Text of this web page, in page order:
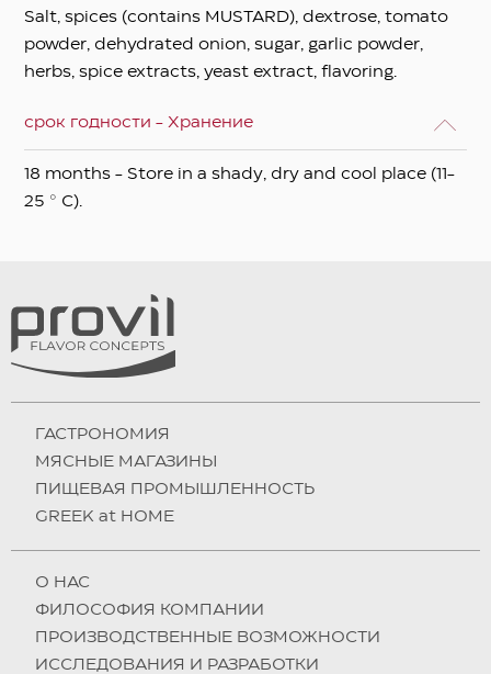
Salt, spices (contains MUSTARD), dextrose, tomato
powder, dehydrated onion, sugar, garlic powder,
herbs, spice extracts, yeast extract, flavoring.
срок годности - Хранение
18 months - Store in a shady, dry and cool place (11-
25 ° C).
ГАСТРОНОМИЯ
МЯСНЫЕ МАГАЗИНЫ
ПИЩЕВАЯ ПРОМЫШЛЕННОСТЬ
GREEK at HOME
О НAC
ФИЛОСОФИЯ КОМПАНИИ
ПРОИЗВОДСТВЕННЫЕ ВОЗМОЖНОСТИ
ИССЛЕДОВАНИЯ И РАЗРАБОТКИ